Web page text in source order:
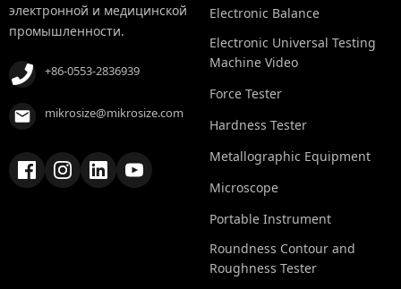
электронной и медицинской
промышленности.
+86-0553-2836939
mikrosize@mikrosize.com
Electronic Balance
Electronic Universal Testing
Machine Video
Force Tester
Hardness Tester
Metallographic Equipment
Microscope
Portable Instrument
Roundness Contour and
Roughness Tester